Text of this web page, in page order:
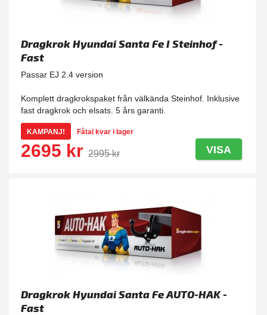
Dragkrok Hyundai Santa Fe I Steinhof -
Fast
Passar EJ 2.4 version
Komplett dragkrokspaket från välkända Steinhof. Inklusive
fast dragkrok och elsats. 5 års garanti.
KAMPANJ! Fåtal kvar i lager
2695 kr 2995 kr VISA
Dragkrok Hyundai Santa Fe AUTO-HAK -
Fast